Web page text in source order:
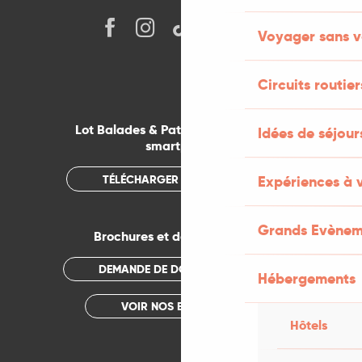
Voyager sans
Circuits
Idées de
Expériences à
Grands
Hébergements
Hôtels
Lot Balades & Patrimoines sur votre
smartphone
TÉLÉCHARGER L'APPLICATION
Brochures et documentations
DEMANDE DE DOCUMENTATION
VOIR NOS BROCHURES